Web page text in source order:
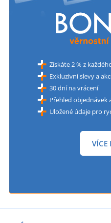
Získáte 2 % z
Exkluzivní slevy a
30 dní na vrácení
Přehled objednávek
Uložené údaje pro
VÍCE